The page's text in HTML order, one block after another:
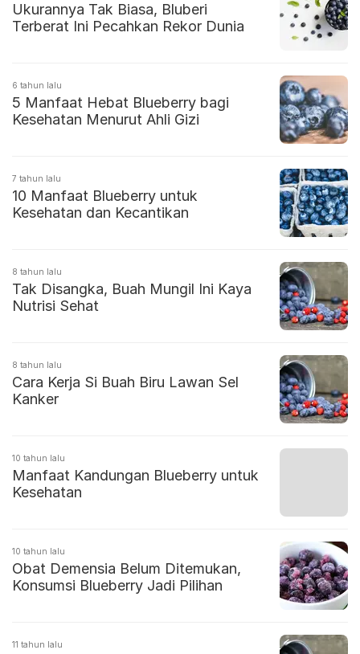
Ukurannya Tak Biasa, Bluberi
Terberat Ini Pecahkan Rekor Dunia
6 tahun lalu
5 Manfaat Hebat Blueberry bagi
Kesehatan Menurut Ahli Gizi
7 tahun lalu
10 Manfaat Blueberry untuk
Kesehatan dan Kecantikan
8 tahun lalu
Tak Disangka, Buah Mungil Ini Kaya
Nutrisi Sehat
8 tahun lalu
Cara Kerja Si Buah Biru Lawan Sel
Kanker
10 tahun lalu
Manfaat Kandungan Blueberry untuk
Kesehatan
10 tahun lalu
Obat Demensia Belum Ditemukan,
Konsumsi Blueberry Jadi Pilihan
11 tahun lalu